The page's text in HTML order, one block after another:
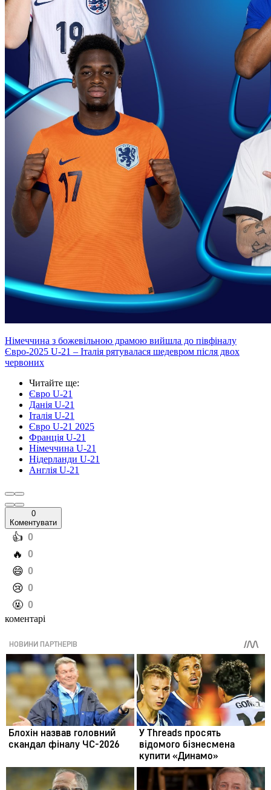
Німеччина з божевільною драмою вийшла до півфіналу
Євро-2025 U-21 – Італія рятувалася шедевром після двох
червоних
Читайте ще:
Євро U-21
Данія U-21
Італія U-21
Євро U-21 2025
Франція U-21
Німеччина U-21
Нідерланди U-21
Англія U-21
0
Коментувати
️👍 0
️🔥 0
️😄 0
️😢 0
️🤬 0
коментарі